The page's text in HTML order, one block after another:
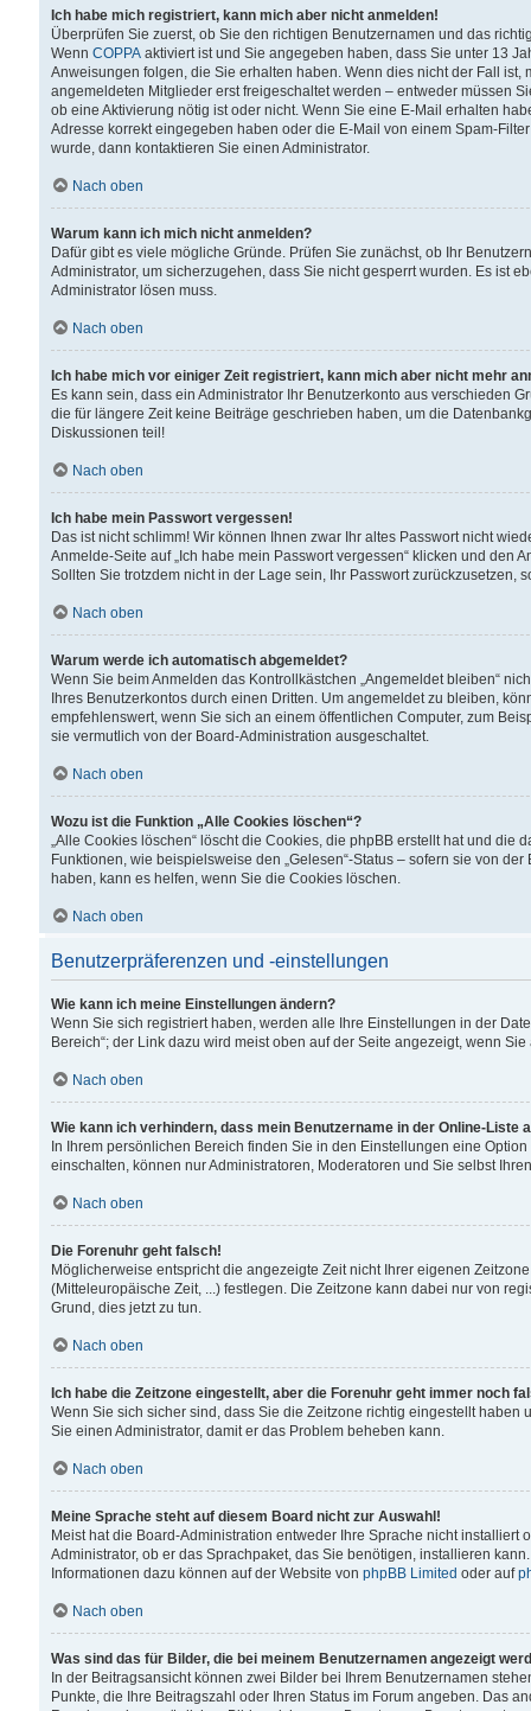
Ich habe mich registriert, kann mich aber nicht anmelden!
Überprüfen Sie zuerst, ob Sie den richtigen Benutzernamen und das
Wenn COPPA aktiviert ist und Sie angegeben haben, dass Sie unter 13
Anweisungen folgen, die Sie erhalten haben. Wenn dies nicht der Fall
angemeldeten Mitglieder erst freigeschaltet werden – entweder müssen
ob eine Aktivierung nötig ist oder nicht. Wenn Sie eine E-Mail erhalten
Adresse korrekt eingegeben haben oder die E-Mail von einem Spam-
wurde, dann kontaktieren Sie einen Administrator.
Nach oben
Warum kann ich mich nicht anmelden?
Dafür gibt es viele mögliche Gründe. Prüfen Sie zunächst, ob Ihr
Administrator, um sicherzugehen, dass Sie nicht gesperrt wurden. Es ist
Administrator lösen muss.
Nach oben
Ich habe mich vor einiger Zeit registriert, kann mich aber nicht mehr
Es kann sein, dass ein Administrator Ihr Benutzerkonto aus verschieden
die für längere Zeit keine Beiträge geschrieben haben, um die
Diskussionen teil!
Nach oben
Ich habe mein Passwort vergessen!
Das ist nicht schlimm! Wir können Ihnen zwar Ihr altes Passwort nicht
Anmelde-Seite auf „Ich habe mein Passwort vergessen“ klicken und
Sollten Sie trotzdem nicht in der Lage sein, Ihr Passwort zurückzusetzen,
Nach oben
Warum werde ich automatisch abgemeldet?
Wenn Sie beim Anmelden das Kontrollkästchen „Angemeldet bleiben“
Ihres Benutzerkontos durch einen Dritten. Um angemeldet zu bleiben,
empfehlenswert, wenn Sie sich an einem öffentlichen Computer, zum
sie vermutlich von der Board-Administration ausgeschaltet.
Nach oben
Wozu ist die Funktion „Alle Cookies löschen“?
„Alle Cookies löschen“ löscht die Cookies, die phpBB erstellt hat und
Funktionen, wie beispielsweise den „Gelesen“-Status – sofern sie von
haben, kann es helfen, wenn Sie die Cookies löschen.
Nach oben
Benutzerpräferenzen und -einstellungen
Wie kann ich meine Einstellungen ändern?
Wenn Sie sich registriert haben, werden alle Ihre Einstellungen in der
Bereich“; der Link dazu wird meist oben auf der Seite angezeigt, wenn
Nach oben
Wie kann ich verhindern, dass mein Benutzername in der Online-Liste
In Ihrem persönlichen Bereich finden Sie in den Einstellungen eine
einschalten, können nur Administratoren, Moderatoren und Sie selbst
Nach oben
Die Forenuhr geht falsch!
Möglicherweise entspricht die angezeigte Zeit nicht Ihrer eigenen
(Mitteleuropäische Zeit, ...) festlegen. Die Zeitzone kann dabei nur von
Grund, dies jetzt zu tun.
Nach oben
Ich habe die Zeitzone eingestellt, aber die Forenuhr geht immer noch
Wenn Sie sich sicher sind, dass Sie die Zeitzone richtig eingestellt
Sie einen Administrator, damit er das Problem beheben kann.
Nach oben
Meine Sprache steht auf diesem Board nicht zur Auswahl!
Meist hat die Board-Administration entweder Ihre Sprache nicht
Administrator, ob er das Sprachpaket, das Sie benötigen, installieren
Informationen dazu können auf der Website von phpBB Limited oder auf
Nach oben
Was sind das für Bilder, die bei meinem Benutzernamen angezeigt
In der Beitragsansicht können zwei Bilder bei Ihrem Benutzernamen
Punkte, die Ihre Beitragszahl oder Ihren Status im Forum angeben. Das